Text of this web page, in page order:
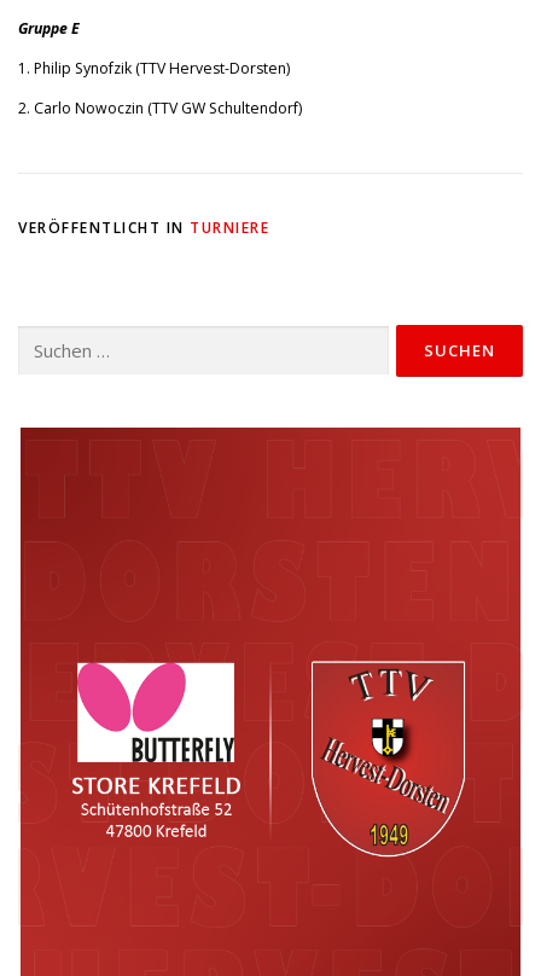
Gruppe E
1. Philip Synofzik (TTV Hervest-Dorsten)
2. Carlo Nowoczin (TTV GW Schultendorf)
VERÖFFENTLICHT IN TURNIERE
nach: